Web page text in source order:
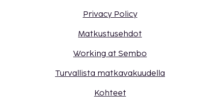
Privacy Policy
Matkustusehdot
Working at Sembo
Turvallista matkavakuudella
Kohteet